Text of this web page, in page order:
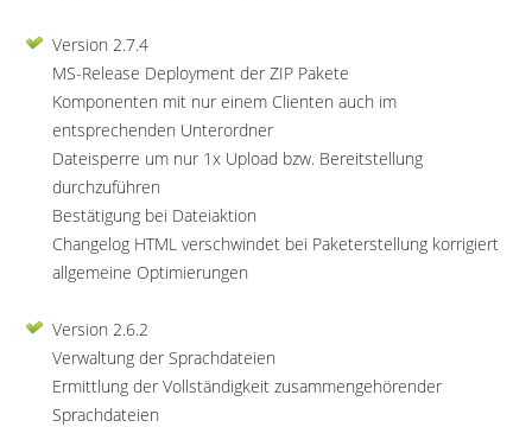
Version 2.7.4
MS-Release Deployment der ZIP Pakete
Komponenten mit nur einem Clienten auch im
entsprechenden Unterordner
Dateisperre um nur 1x Upload bzw. Bereitstellung
durchzuführen
Bestätigung bei Dateiaktion
Changelog HTML verschwindet bei Paketerstellung korrigiert
allgemeine Optimierungen
Version 2.6.2
Verwaltung der Sprachdateien
Ermittlung der Vollständigkeit zusammengehörender
Sprachdateien